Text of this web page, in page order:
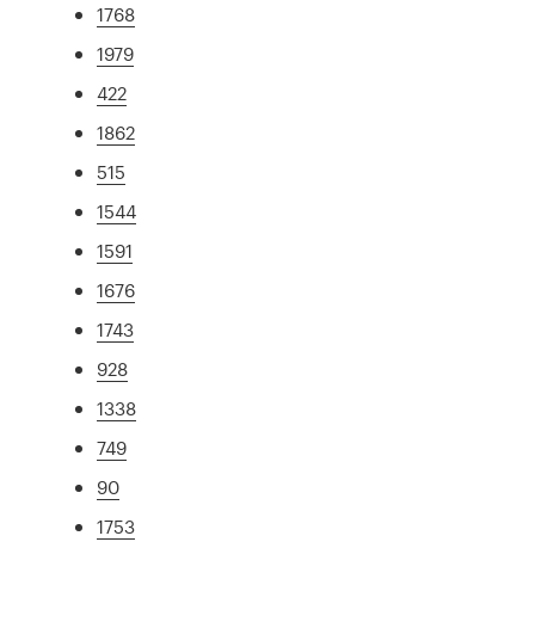
1768
1979
422
1862
515
1544
1591
1676
1743
928
1338
749
90
1753